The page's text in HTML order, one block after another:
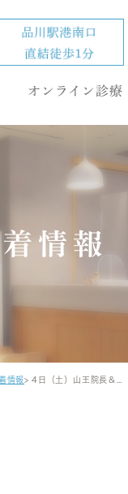
オンライン診療
情報
情報